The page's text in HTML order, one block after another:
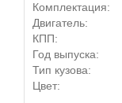
Комплектация:
Двигатель:
КПП:
Год выпуска:
Тип кузова:
Цвет: